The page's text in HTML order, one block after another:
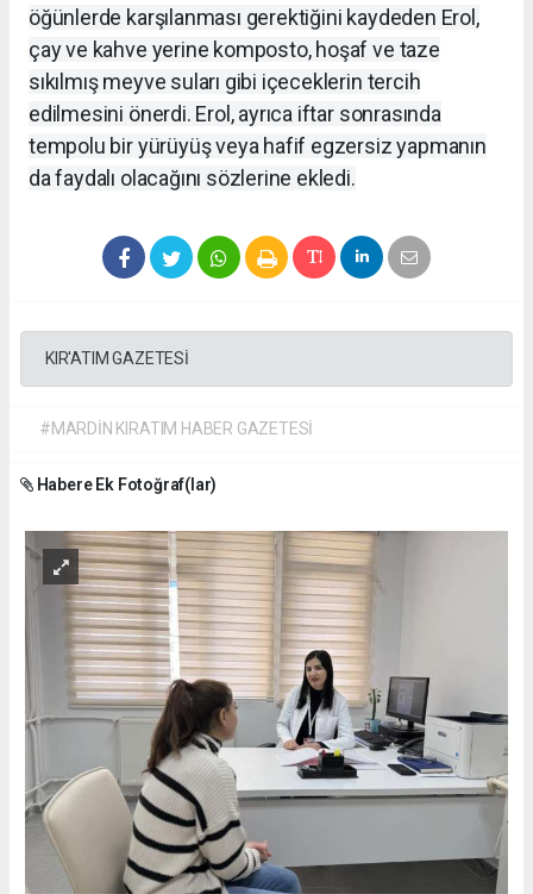
öğünlerde karşılanması gerektiğini kaydeden Erol,
çay ve kahve yerine komposto, hoşaf ve taze
sıkılmış meyve suları gibi içeceklerin tercih
edilmesini önerdi. Erol, ayrıca iftar sonrasında
tempolu bir yürüyüş veya hafif egzersiz yapmanın
da faydalı olacağını sözlerine ekledi.
KIR'ATIM GAZETESİ
#MARDİN KIRATIM HABER GAZETESİ
Habere Ek Fotoğraf(lar)